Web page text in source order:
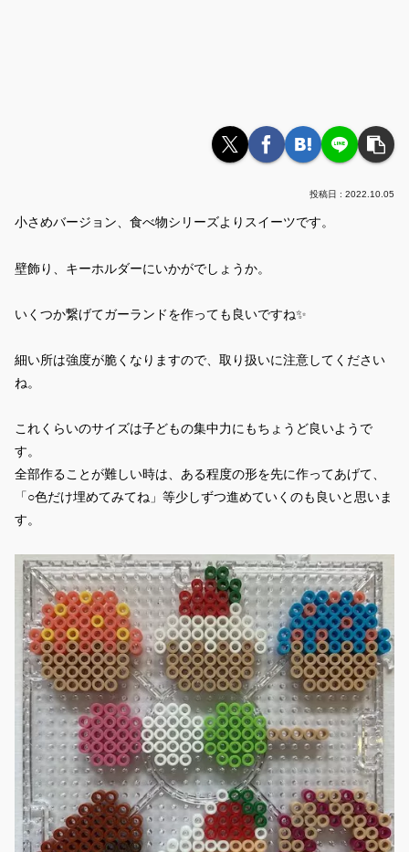
2022.10.05
小さめバージョン、食べ物シリーズよりスイーツです。
壁飾り、キーホルダーにいかがでしょうか。
いくつか繋げてガーランドを作っても良いですね✨
細い所は強度が脆くなりますので、取り扱いに注意してください
ね。
これくらいのサイズは子どもの集中力にもちょうど良いようで
す。
全部作ることが難しい時は、ある程度の形を先に作ってあげて、
「○色だけ埋めてみてね」等少しずつ進めていくのも良いと思いま
す。